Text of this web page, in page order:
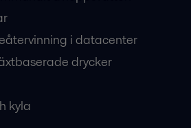
i datacenter
drycker
kyla